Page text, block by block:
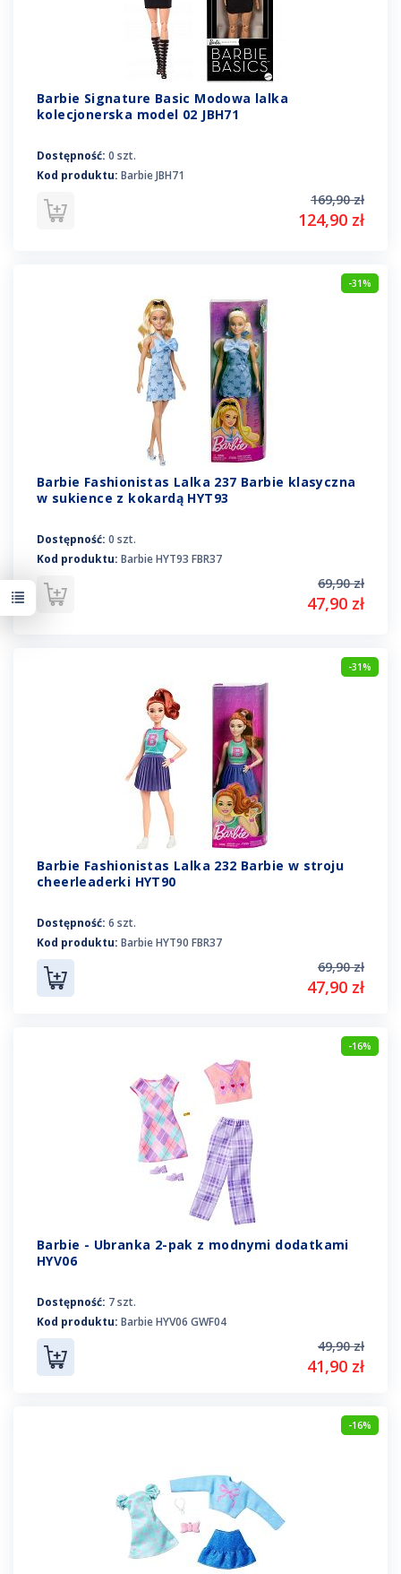
Barbie Signature Basic Modowa lalka
kolecjonerska model 02 JBH71
Dostępność: 0 szt.
Kod produktu: Barbie JBH71
169,90 zł
124,90 zł
-31%
Barbie Fashionistas Lalka 237 Barbie klasyczna
w sukience z kokardą HYT93
Dostępność: 0 szt.
Kod produktu: Barbie HYT93 FBR37
69,90 zł
47,90 zł
-31%
Barbie Fashionistas Lalka 232 Barbie w stroju
cheerleaderki HYT90
Dostępność: 6 szt.
Kod produktu: Barbie HYT90 FBR37
69,90 zł
47,90 zł
-16%
Barbie - Ubranka 2-pak z modnymi dodatkami
HYV06
Dostępność: 7 szt.
Kod produktu: Barbie HYV06 GWF04
49,90 zł
41,90 zł
-16%